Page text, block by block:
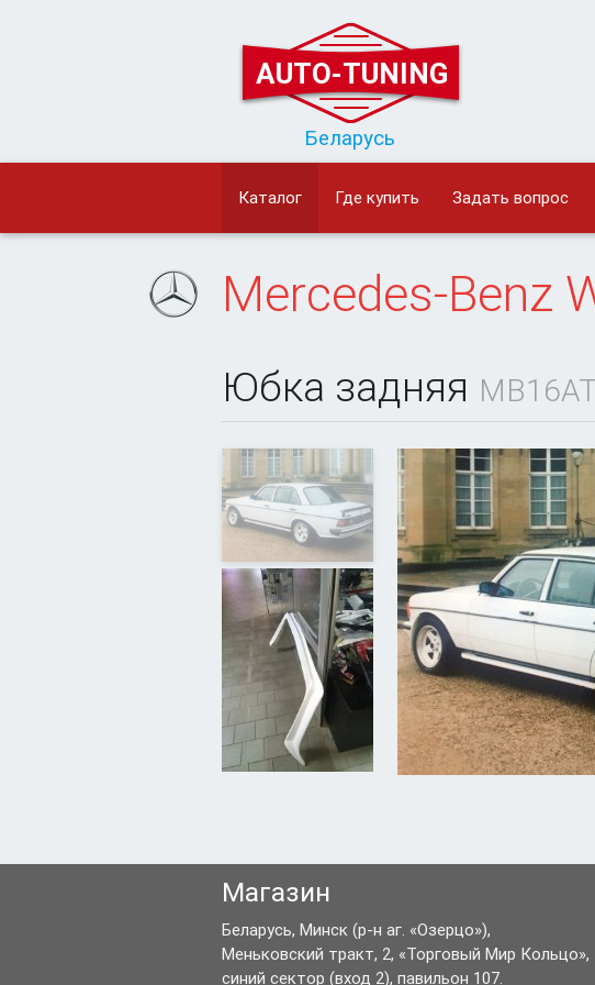
AUTO-TUNING
Беларусь
Каталог Где купить Задать вопрос
Mercedes-Benz
Юбка задняя
Магазин
Беларусь, Минск(р-н аг. «Озерцо»),
Меньковский тракт, 2, «Торговый Мир Кольцо»,
синий сектор (вход 2), павильон 107.